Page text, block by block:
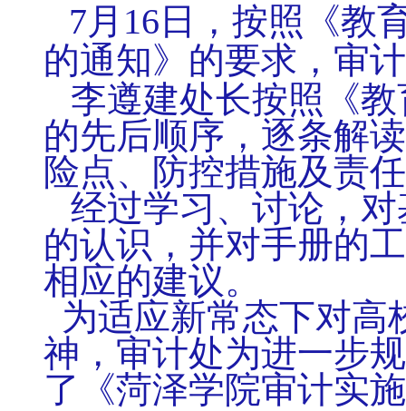
7月16日，按照《教
的通知》的要求，审
李遵建处长按照《
的先后顺序，逐条解
险点、防控措施及责
经过学习、讨论，
的认识，并对手册的
相应的建议。
为适应新常态下对高
神，审计处为进一步
了《菏泽学院审计实